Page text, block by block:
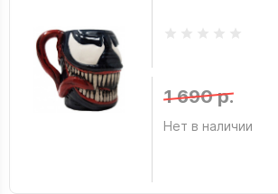
1 690 р.
Нет в наличии